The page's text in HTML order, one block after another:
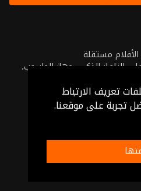
تعريف الارتباط
تجربة على موقعنا.
التلفاز الذكي، جهاز الحاسوب،
-